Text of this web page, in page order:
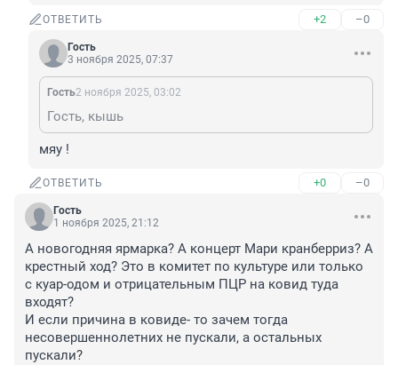
ОТВЕТИТЬ +2 –0
Гость
3 ноября 2025, 07:37
Гость2 ноября 2025, 03:02
Гость, кышь
мяу !
ОТВЕТИТЬ +0 –0
Гость
1 ноября 2025, 21:12
А новогодняя ярмарка? А концерт Мари кранберриз? А
крестный ход? Это в комитет по культуре или только
с куар-одом и отрицательным ПЦР на ковид туда
входят?
И если причина в ковиде- то зачем тогда
несовершеннолетних не пускали, а остальных
пускали?